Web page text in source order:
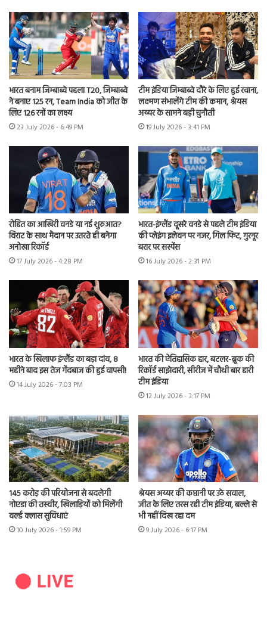
भारत बनाम जिम्बाब्वे पहला T20, जिम्बाब्वे
ने बनाए 125 रन, Team India को जीत के
लिए 126 रनों का लक्ष्य
23 July 2026 - 6:49 PM
टीम इंडिया जिम्बाब्वे दौरे के लिए हुई रवाना,
लक्ष्मण संभालेंगे टीम की कमान, श्रेयस
अय्यर के सामने बड़ी चुनौती
19 July 2026 - 3:41 PM
रोहित का आखिरी वनडे या नई शुरुआत?
विराट के साथ मैदान पर उतरते ही बनेगा
अनोखा रिकॉर्ड
17 July 2026 - 4:28 PM
भारत-इंग्लैंड दूसरे वनडे से पहले टीम इंडिया
की प्लेइंग इलेवन पर नजर, गिल फिट, गुरनूर
बरार पर सस्पेंस
16 July 2026 - 2:31 PM
भारत के खिलाफ इंग्लैंड का बड़ा दांव, 8
महीने बाद इस तेज गेंदबाज की हुई वापसी!
14 July 2026 - 7:03 PM
भारत की ऐतिहासिक हार, बटलर-ब्रूक की
रिकॉर्ड साझेदारी, सीरीज में चौथी बार हारी
टीम इंडिया
12 July 2026 - 3:17 PM
145 करोड़ की परियोजना से बदलेगी
नोएडा की तस्वीर, खिलाड़ियों को मिलेंगी
वर्ल्ड क्लास सुविधाएं
10 July 2026 - 1:59 PM
श्रेयस अय्यर की कप्तानी पर उठे सवाल,
जीत के लिए तरस रही टीम इंडिया, बल्ले से
भी नहीं दिख रहा दम
9 July 2026 - 6:17 PM